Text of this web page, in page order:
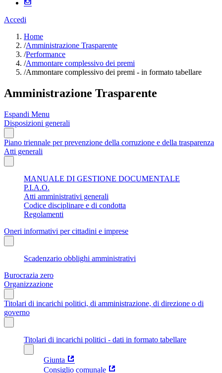
Accedi
Home
/Amministrazione Trasparente
/Performance
/Ammontare complessivo dei premi
/Ammontare complessivo dei premi - in formato tabellare
Amministrazione Trasparente
Espandi Menu
Disposizioni generali
Piano triennale per prevenzione della corruzione e della trasparenza
Atti generali
MANUALE DI GESTIONE DOCUMENTALE
P.I.A.O.
Atti amministrativi generali
Codice disciplinare e di condotta
Regolamenti
Oneri informativi per cittadini e imprese
Scadenzario obblighi amministrativi
Burocrazia zero
Organizzazione
Titolari di incarichi politici, di amministrazione, di direzione o di
governo
Titolari di incarichi politici - dati in formato tabellare
Giunta
Consiglio comunale